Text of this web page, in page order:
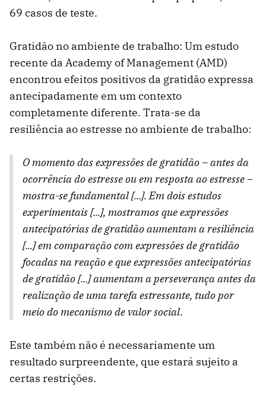
69 casos de teste.
Gratidão no ambiente de trabalho: Um estudo
recente da Academy of Management (AMD)
encontrou efeitos positivos da gratidão expressa
antecipadamente em um contexto
completamente diferente. Trata-se da
resiliência ao estresse no ambiente de trabalho:
O momento das expressões de gratidão – antes da
ocorrência do estresse ou em resposta ao estresse –
mostra-se fundamental [...]. Em dois estudos
experimentais [...], mostramos que expressões
antecipatórias de gratidão aumentam a resiliência
[...] em comparação com expressões de gratidão
focadas na reação e que expressões antecipatórias
de gratidão [...] aumentam a perseverança antes da
realização de uma tarefa estressante, tudo por
meio do mecanismo de valor social.
Este também não é necessariamente um
resultado surpreendente, que estará sujeito a
certas restrições.